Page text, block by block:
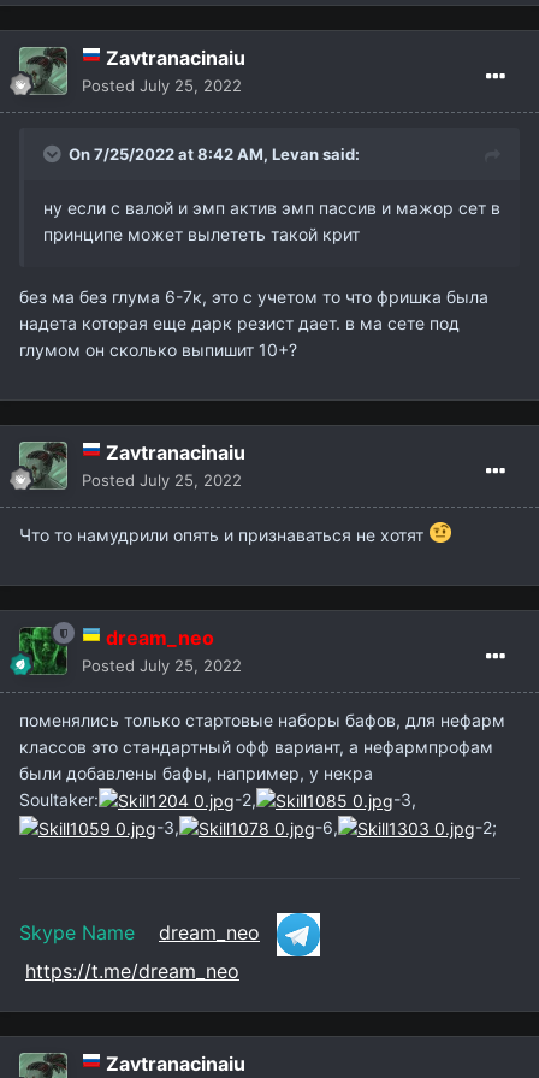
Zavtranacinaiu
Posted July 25, 2022
On 7/25/2022 at 8:42 AM, Levansaid:
ну если с валой и эмп актив эмп пассив и мажор сет в
принципе может вылететь такой крит
без ма без глума 6-7к, это с учетом то что фришка была
надета которая еще дарк резист дает. в ма сете под
глумом он сколько выпишит 10+?
Zavtranacinaiu
Posted July 25, 2022
Что то намудрили опять и признаваться не хотят
dream_neo
Posted July 25, 2022
поменялись только стартовые наборы бафов, для нефарм
классов это стандартный офф вариант, а нефармпрофам
были добавлены бафы, например, у некра
Soultaker:
-2,
-3,
-3,
-6, -2;
Skype Name dream_neo
https://t.me/dream_neo
Zavtranacinaiu